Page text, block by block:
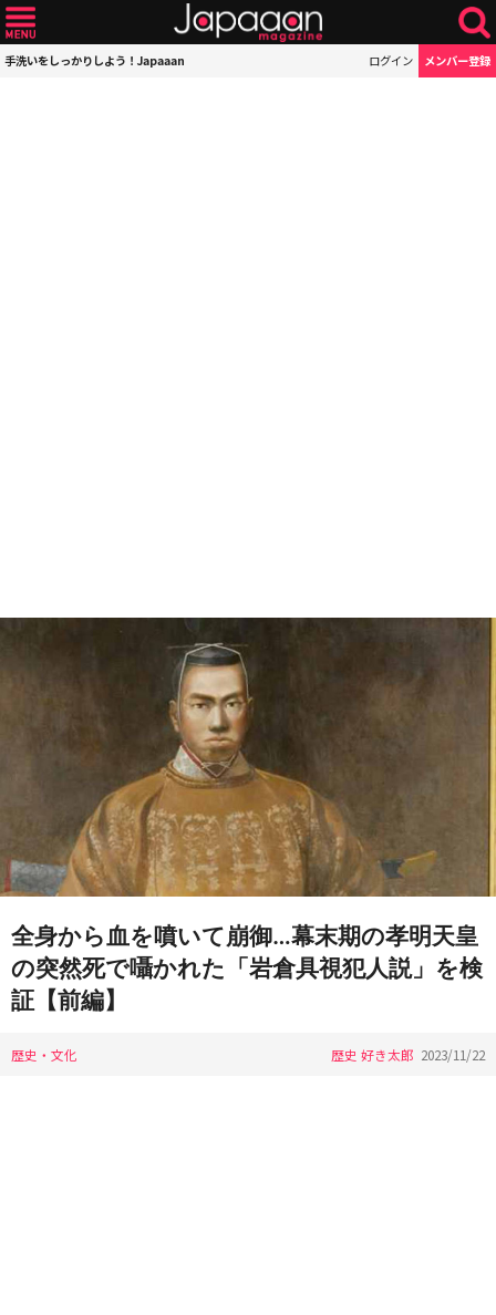
手洗いをしっかりしよう！Japaaan ログイン メンバー登録
全身から血を噴いて崩御…幕末期の孝明天皇
の突然死で囁かれた「岩倉具視犯人説」を検
証【前編】
歴史・文化 歴史 好き太郎 2023/11/22